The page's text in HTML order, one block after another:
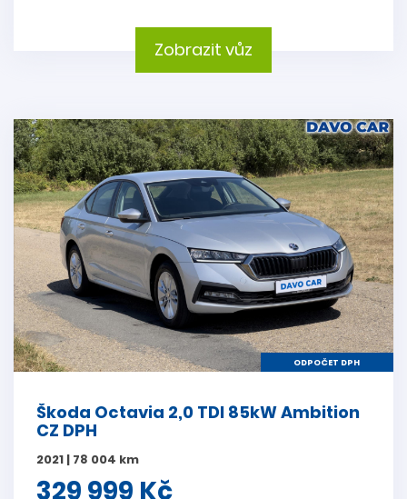
Zobrazit vůz
ODPOČET DPH
Škoda Octavia 2,0 TDI 85kW Ambition
CZ DPH
2021 | 78 004 km
329 999 Kč